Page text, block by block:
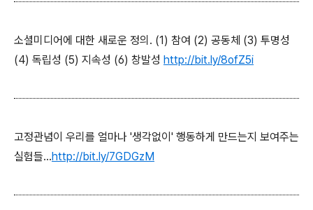
소셜미디어에 대한 새로운 정의. (1) 참여 (2) 공동체 (3) 투명성
(4) 독립성 (5) 지속성 (6) 창발성 http://bit.ly/8ofZ5i
고정관념이 우리를 얼마나 '생각없이' 행동하게 만드는지 보여주는
실험들...http://bit.ly/7GDGzM